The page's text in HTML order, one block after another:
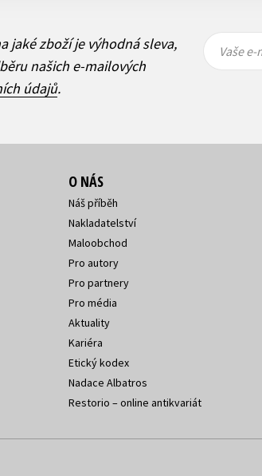
jaké zboží je výhodná sleva,
našich e-mailových
údajů.
Vaše e-
mailová
Vaše e-
mailová
Vaše
O NÁS
Náš příběh
Nakladatelství
Maloobchod
Pro autory
Pro partnery
Pro média
Aktuality
Kariéra
Etický kodex
Nadace Albatros
Restorio – online antikvariát